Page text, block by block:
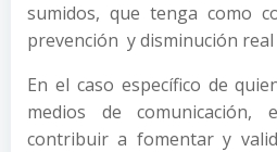
sumidos, que tenga como
prevención y disminución real
En el caso específico de
medios de
contribuir a fomentar y